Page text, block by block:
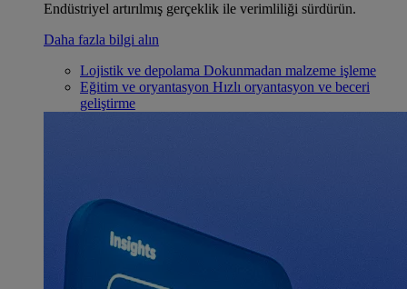
Endüstriyel artırılmış gerçeklik ile verimliliği sürdürün.
Daha fazla bilgi alın
Lojistik ve depolama Dokunmadan malzeme işleme
Eğitim ve oryantasyon Hızlı oryantasyon ve beceri
geliştirme